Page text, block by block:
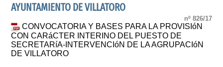
AYUNTAMIENTO DE VILLATORO
nº 826/17
CONVOCATORIA Y BASES PARA LA PROVISIóN
CON CARáCTER INTERINO DEL PUESTO DE
SECRETARíA-INTERVENCIóN DE LA AGRUPACIóN
DE VILLATORO